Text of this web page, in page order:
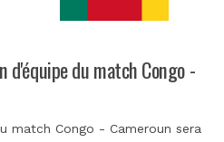
d'équipe du match Congo -
match Congo - Cameroun sera